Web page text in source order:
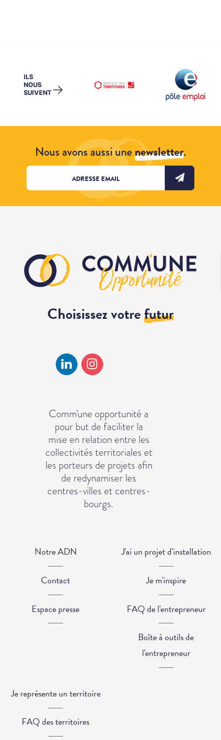
ILS
NOUS
SUIVENT →
Nous avons aussi unenewsletter.
Choisissez votrefutur
Comm'une opportunité a
pour but de faciliter la
mise en relation entre les
collectivités territoriales et
les porteurs de projets afin
de redynamiser les
centres-villes et centres-
bourgs.
Notre ADN
Contact
Espace presse
J'ai un projet d'installation
Je m'inspire
FAQ de l'entrepreneur
Boîte à outils de
l'entrepreneur
Je représente un territoire
FAQ des territoires